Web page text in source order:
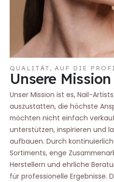
QUALITÄT, AUF DIE
Unsere Mission
Unser Mission ist es, Nail-
auszustatten, die höchste
möchten nicht einfach
unterstützen, inspirieren und
aufbauen. Durch
Sortiments, enge
Herstellern und ehrliche
für professionelle Ergebnisse.